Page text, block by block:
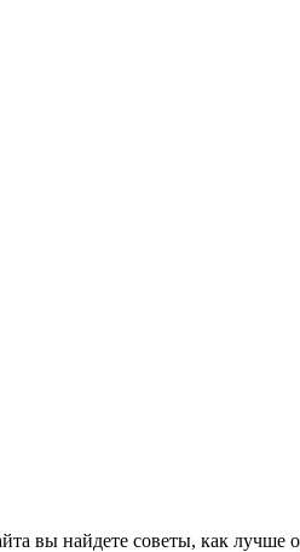
вы найдете советы, как лучше